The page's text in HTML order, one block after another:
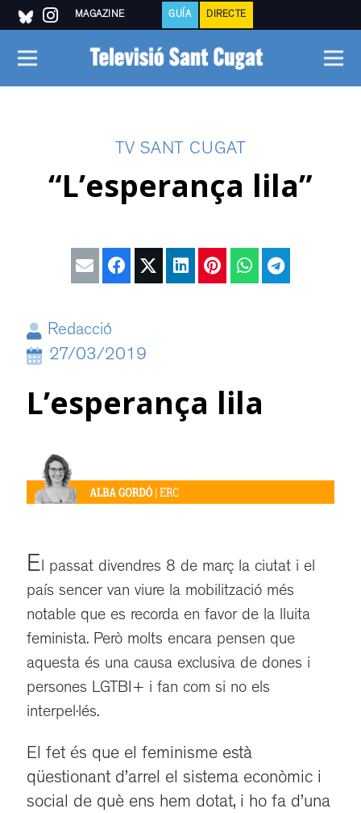
MAGAZINE GUÍA DIRECTE
TV SANT CUGAT
“L’esperança lila”
Redacció
27/03/2019
L’esperança lila
El passat divendres 8 de març la ciutat i el
país sencer van viure la mobilització més
notable que es recorda en favor de la lluita
feminista. Però molts encara pensen que
aquesta és una causa exclusiva de dones i
persones LGTBI+ i fan com si no els
interpel·lés.
El fet és que el feminisme està
qüestionant d’arrel el sistema econòmic i
social de què ens hem dotat, i ho fa d’una